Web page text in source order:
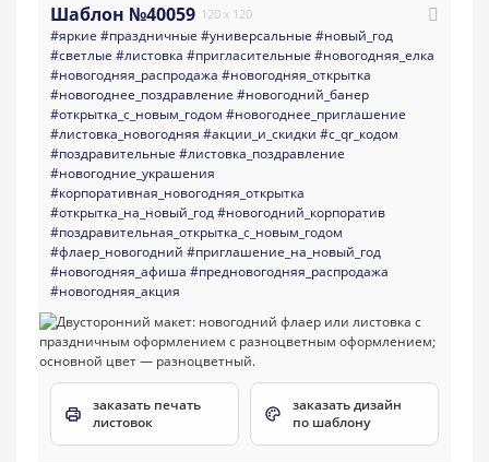
Шаблон №40059 120 x 120
#яркие #праздничные #универсальные #новый_год
#светлые #листовка #пригласительные #новогодняя_елка
#новогодняя_распродажа #новогодняя_открытка
#новогоднее_поздравление #новогодний_банер
#открытка_с_новым_годом #новогоднее_приглашение
#листовка_новогодняя #акции_и_скидки #с_qr_кодом
#поздравительные #листовка_поздравление
#новогодние_украшения
#корпоративная_новогодняя_открытка
#открытка_на_новый_год#новогодний_корпоратив
#поздравительная_открытка_с_новым_годом
#флаер_новогодний #приглашение_на_новый_год
#новогодняя_афиша #предновогодняя_распродажа
#новогодняя_акция
заказать печать
листовок
заказать дизайн
по шаблону